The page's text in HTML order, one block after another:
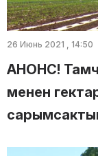
26 Июнь 2021 , 14:50
АНОНС!
менен